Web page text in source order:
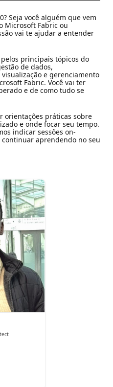
Seja você alguém que vem
Microsoft Fabric ou
vai te ajudar a entender
principais tópicos do
de dados,
e gerenciamento
Fabric. Você vai ter
e de como tudo se
orientações práticas sobre
e onde focar seu tempo.
indicar sessões on-
aprendendo no seu